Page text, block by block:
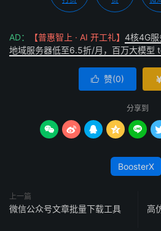
AD： 【普惠智上 · AI 开工礼】 4核4G
地域服务器低至6.5折/月，百万大模型
 赞(0)
分享到
    
BoosterX
上一篇
微信公众号文章批量下载工具
高